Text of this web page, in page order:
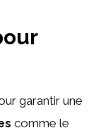
garantir une
comme le